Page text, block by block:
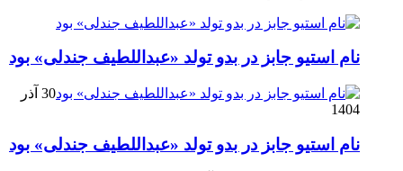
نام استیو جابز در بدو تولد «عبداللطیف جندلی» بود
30 آذر
1404
نام استیو جابز در بدو تولد «عبداللطیف جندلی» بود